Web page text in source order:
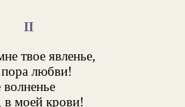
II
твое явленье,
пора любви!
моей крови!